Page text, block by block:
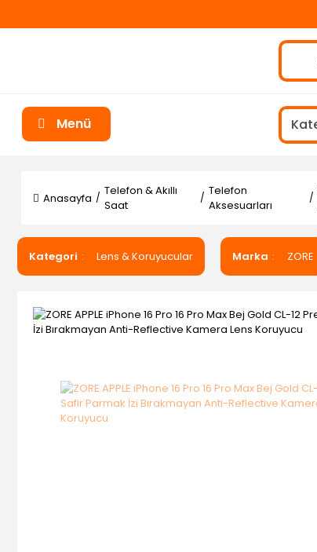
Menü
Anasayfa
Telefon & Akıllı
Saat
Telefon
Aksesuarları
Kategori Lens & Koruyucular Marka ZORE